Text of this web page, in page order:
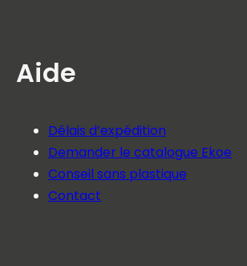
Aide
Délais d’expédition
Demander le catalogue Ekoe
Conseil sans plastique
Contact